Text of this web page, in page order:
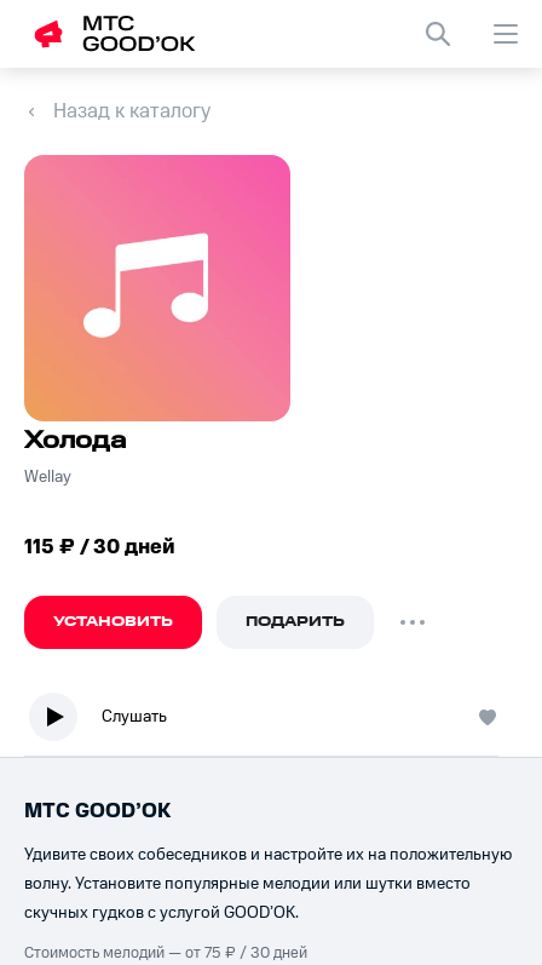
Назад к каталогу
Холода
Wellay
115 ₽ / 30 дней
УСТАНОВИТЬ ПОДАРИТЬ
Слушать
МТС GOOD’OK
Удивите своих собеседников и настройте их на положительную
волну. Установите популярные мелодии или шутки вместо
скучных гудков с услугой GOOD’OK.
Стоимость мелодий — от 75 ₽ / 30 дней